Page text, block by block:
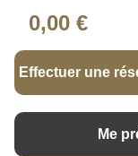
0,00 €
Effectuer une
Me